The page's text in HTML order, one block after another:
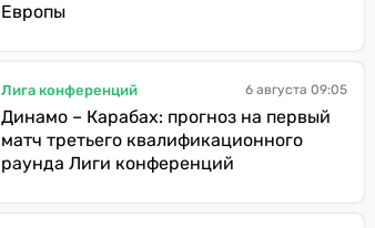
Европы
Лига конференций 6 августа 09:05
Динамо – Карабах: прогноз на первый
матч третьего квалификационного
раунда Лиги конференций